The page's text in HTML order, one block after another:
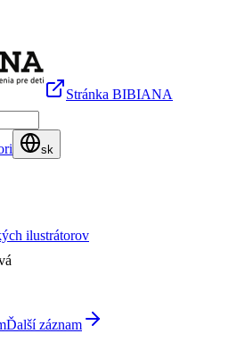
Stránka BIBIANA
sk
ilustrátorov
Ďalší záznam